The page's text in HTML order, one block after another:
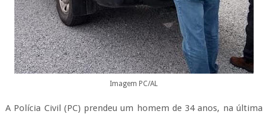
Imagem PC/AL
A Polícia Civil (PC) prendeu um homem de 34 anos, na última